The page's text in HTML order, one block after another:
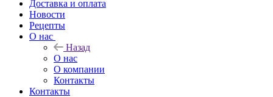
Доставка и оплата
Новости
Рецепты
О нас
Назад
О нас
О компании
Контакты
Контакты